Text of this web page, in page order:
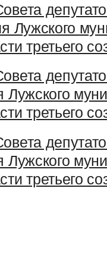
Лужского
третьего
Лужского
третьего
Лужского
третьего